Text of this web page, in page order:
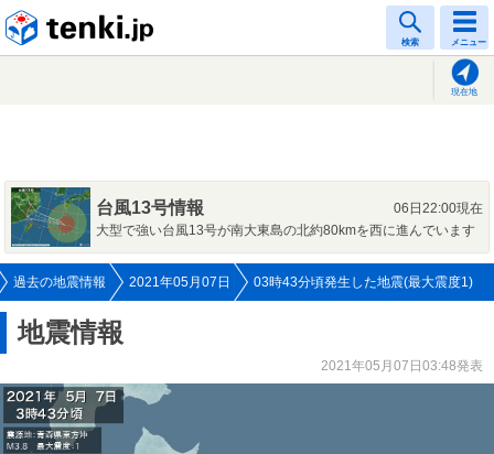
検索 メニュー
現在地
台風13号情報
06日22:00現在
大型で強い台風13号が南大東島の北約80kmを西に進んでいます
過去の地震情報 2021年05月07日 03時43分頃発生した地震(最大震度1)
地震情報
2021年05月07日03:48発表